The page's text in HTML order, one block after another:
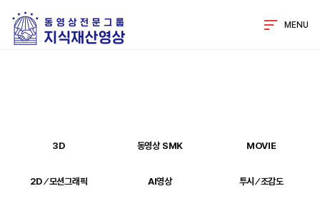
MENU
3D 동영상 SMK MOVIE
2D ⁄ 모션그래픽 AI영상 투시 ⁄ 조감도